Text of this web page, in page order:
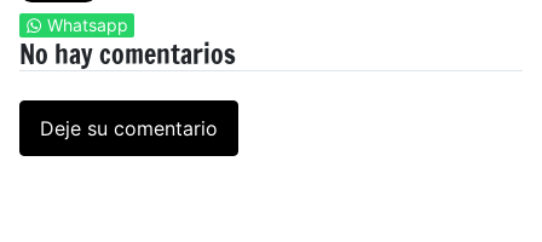
Whatsapp
No hay comentarios
Deje su comentario